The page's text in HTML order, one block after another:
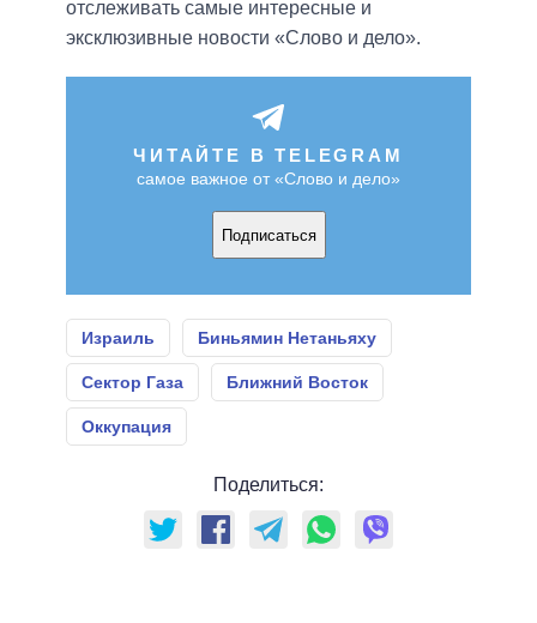
отслеживать самые интересные и
эксклюзивные новости «Слово и дело».
ЧИТАЙТЕ В TELEGRAM
самое важное от «Слово и дело»
Подписаться
Израиль Биньямин Нетаньяху
Сектор Газа Ближний Восток
Оккупация
Поделиться: